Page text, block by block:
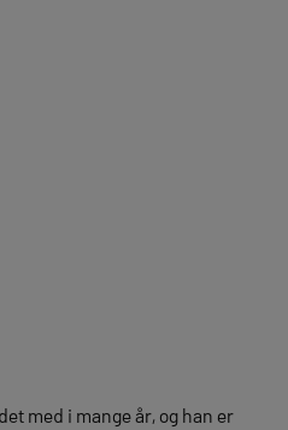
med i mange år, og han er